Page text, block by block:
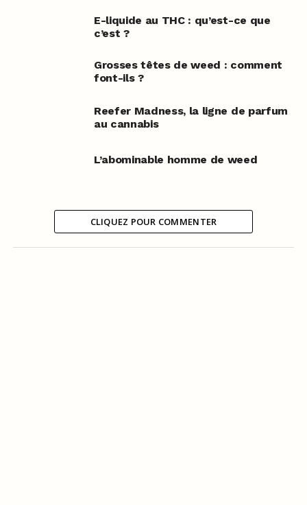
E-liquide au THC : qu’est-ce que
c’est ?
Grosses têtes de weed : comment
font-ils ?
Reefer Madness, la ligne de parfum
au cannabis
L’abominable homme de weed
CLIQUEZ POUR COMMENTER